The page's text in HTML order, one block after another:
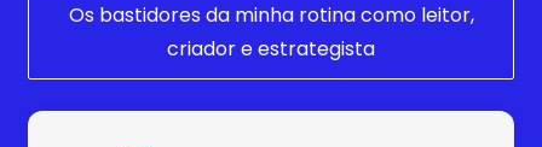
Os bastidores da minha rotina como leitor,
criador e estrategista